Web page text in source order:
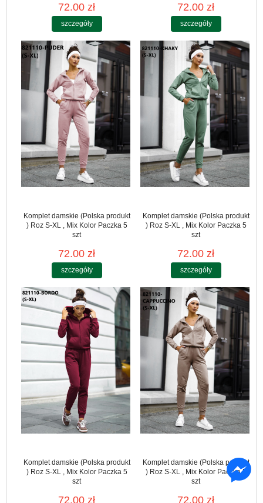
72.00 zł
szczegóły
72.00 zł
szczegóły
Komplet damskie (Polska produkt
) Roz S-XL , Mix Kolor Paczka 5
szt
72.00 zł
szczegóły
Komplet damskie (Polska produkt
) Roz S-XL , Mix Kolor Paczka 5
szt
72.00 zł
szczegóły
Komplet damskie (Polska produkt
) Roz S-XL , Mix Kolor Paczka 5
szt
72.00 zł
Komplet damskie (Polska produkt
) Roz S-XL , Mix Kolor Paczka 5
szt
72.00 zł